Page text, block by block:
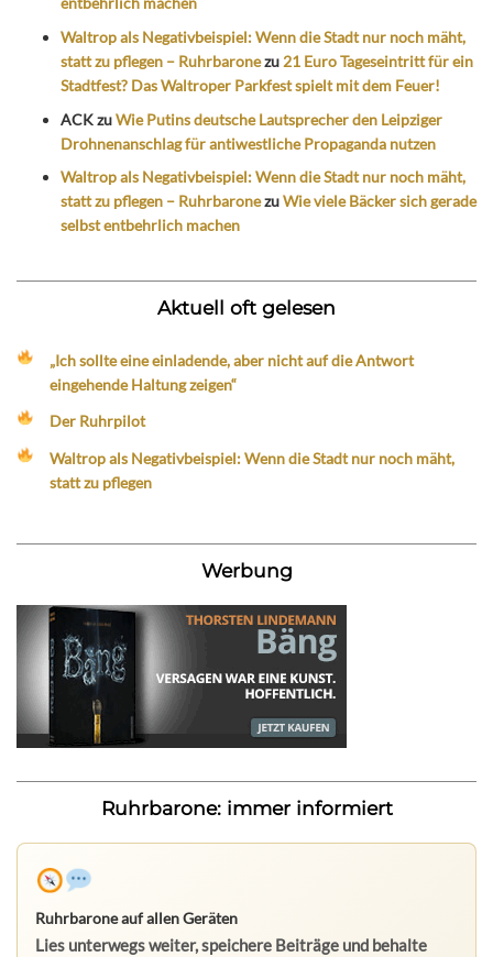
Waltrop als Negativbeispiel: Wenn die Stadt nur noch mäht,
statt zu pflegen – Ruhrbaronezu 21 Euro Tageseintritt für ein
Stadtfest? Das Waltroper Parkfest spielt mit dem Feuer!
ACKzuWie Putins deutsche Lautsprecher den Leipziger
Drohnenanschlag für antiwestliche Propaganda nutzen
Waltrop als Negativbeispiel: Wenn die Stadt nur noch mäht,
statt zu pflegen – RuhrbaronezuWie viele Bäcker sich gerade
selbst entbehrlich machen
Aktuell oft gelesen
„Ich sollte eine einladende, aber nicht auf die Antwort
eingehende Haltung zeigen“
Der Ruhrpilot
Waltrop als Negativbeispiel: Wenn die Stadt nur noch mäht,
statt zu pflegen
Werbung
Ruhrbarone: immer informiert
Ruhrbarone auf allen Geräten
Lies unterwegs weiter, speichere Beiträge und behalte